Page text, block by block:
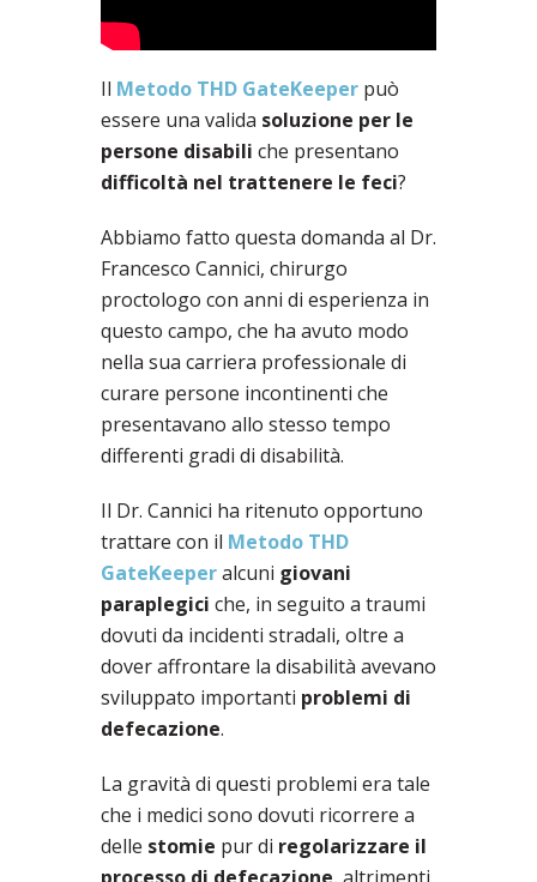
Il Metodo THD GateKeeper può
essere una valida soluzione per le
persone disabili che presentano
difficoltà nel trattenere le feci?
Abbiamo fatto questa domanda al Dr.
Francesco Cannici, chirurgo
proctologo con anni di esperienza in
questo campo, che ha avuto modo
nella sua carriera professionale di
curare persone incontinenti che
presentavano allo stesso tempo
differenti gradi di disabilità.
Il Dr. Cannici ha ritenuto opportuno
trattare con il Metodo THD
GateKeeperalcuni giovani
paraplegici che, in seguito a traumi
dovuti da incidenti stradali, oltre a
dover affrontare la disabilità avevano
sviluppato importanti problemi di
defecazione.
La gravità di questi problemi era tale
che i medici sono dovuti ricorrere a
delle stomie pur di regolarizzare il